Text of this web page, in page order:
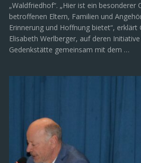
„Waldfriedhof“. „Hier ist ein besonderer
betroffenen Eltern, Familien und
Erinnerung und Hoffnung bietet“, erklärt
Elisabeth Werlberger, auf deren
Gedenkstätte gemeinsam mit dem …